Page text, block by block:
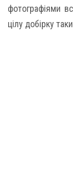
фотографіями
цілу добірку